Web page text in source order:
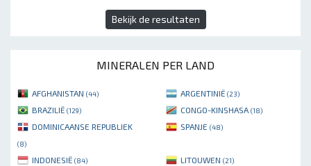
Bekijk de resultaten
MINERALEN PER LAND
AFGHANISTAN (44) ARGENTINIË (23)
BRAZILIË (129) CONGO-KINSHASA (18)
DOMINICAANSE REPUBLIEK
(8)
SPANJE (48)
INDONESIË (84) LITOUWEN (21)